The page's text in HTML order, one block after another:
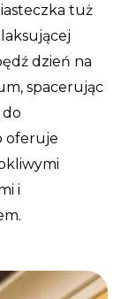
tuż
dzień na
spacerując
do
oferuje
i